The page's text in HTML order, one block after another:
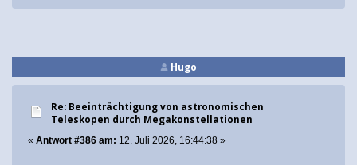
Hugo
Re: Beeinträchtigung von astronomischen
Teleskopen durch Megakonstellationen
« Antwort #386 am: 12. Juli 2026, 16:44:38 »